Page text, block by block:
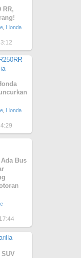
RR,
Honda
Honda
Bus